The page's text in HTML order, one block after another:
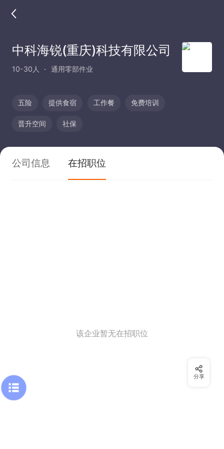
中科海锐(重庆)科技有限公司
10-30人 通用零部件业
五险 提供食宿 工作餐 免费培训
晋升空间 社保
公司信息 在招职位
该企业暂无在招职位
分享